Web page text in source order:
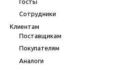
Сотрудники
Клиентам
Поставщикам
Покупателям
Аналоги